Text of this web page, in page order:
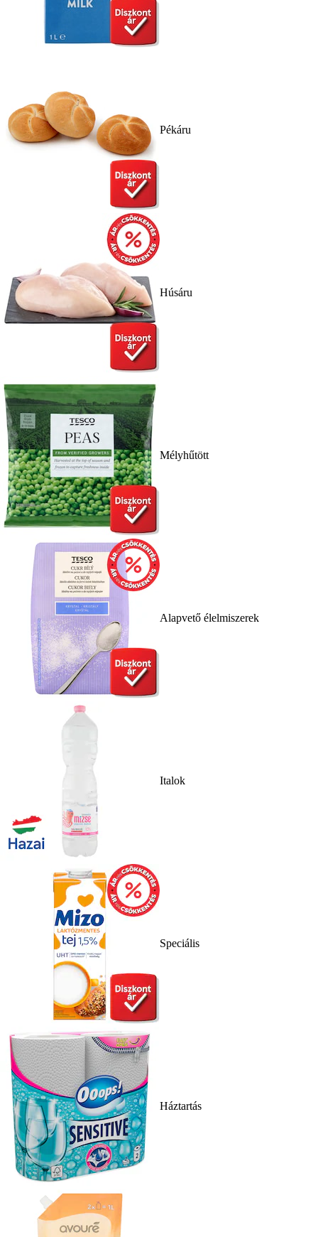
Pékáru
Húsáru
Mélyhűtött
Alapvető élelmiszerek
Italok
Speciális
Háztartás